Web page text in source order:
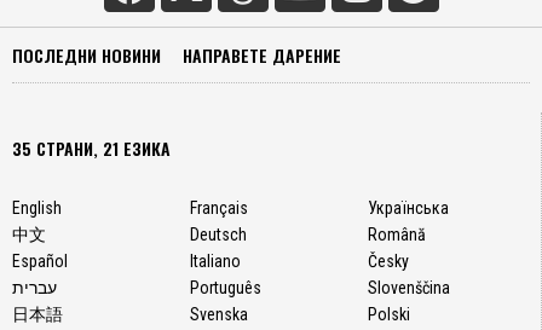
ПОСЛЕДНИ НОВИНИ НАПРАВЕТЕ ДАРЕНИЕ
35 СТРАНИ, 21 ЕЗИКА
English
中文
Español
עברית
日本語
Français
Deutsch
Italiano
Português
Svenska
Українська
Română
Česky
Slovenščina
Polski